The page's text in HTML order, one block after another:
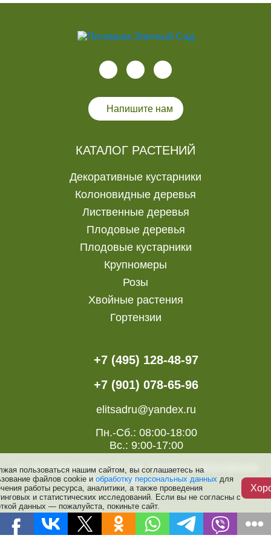
Напишите нам
КАТАЛОГ РАСТЕНИЙ
Декоративные кустарники
Колоновидные деревья
Лиственные деревья
Плодовые деревья
Плодовые кустарники
Крупномеры
Розы
Хвойные растения
Гортензии
+7 (495) 128-48-97
+7 (901) 078-65-96
elitsadru@yandex.ru
Пн.-Сб.: 08:00-18:00
Вс.: 9:00-17:00
ул. Посёлок Красный, 2 А, Мытищи, Московская
обл., Россия, 141014
Доставка О питомнике Акции Услуги Гарантии Контакты
пользоваться нашим сайтом, вы соглашаетесь на
файлов cookie и обработку персональных данных для
работы ресурса, аналитики, а также проведения
и статистических исследований. Если вы не согласны с
данных — пожалуйста, покиньте сайт.